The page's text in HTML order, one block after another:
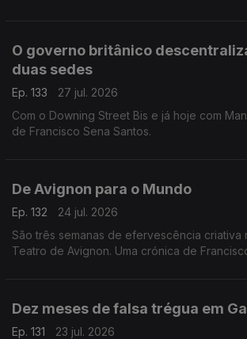
O governo britânico
duas sedes
Ep. 133
27 jul. 2026
Com o Downing Street Bis e já hoje com
de Francisco Sena Santos.
De Avignon para o Mundo
Ep. 132
24 jul. 2026
São três semanas de efervescência criativa
Teatro de Avignon. Uma crónica de
Dez meses de falsa trégua em
Ep. 131
23 jul. 2026